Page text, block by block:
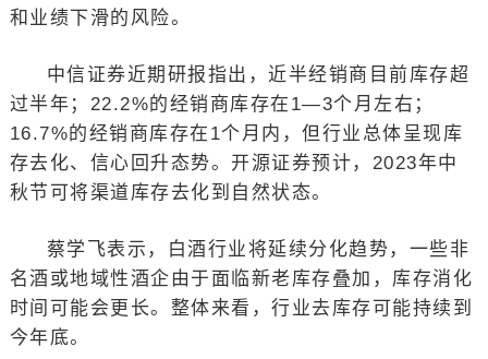
和业绩下滑的风险。
中信证券近期研报指出，近半经销商目前库存超
过半年；22.2%的经销商库存在1—3个月左右；
16.7%的经销商库存在1个月内，但行业总体呈现库
存去化、信心回升态势。开源证券预计，2023年中
秋节可将渠道库存去化到自然状态。
蔡学飞表示，白酒行业将延续分化趋势，一些非
名酒或地域性酒企由于面临新老库存叠加，库存消化
时间可能会更长。整体来看，行业去库存可能持续到
今年底。